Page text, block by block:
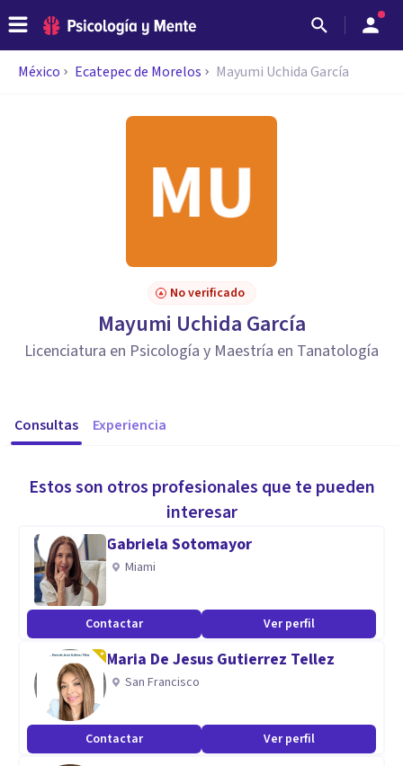
México Ecatepec de Morelos Mayumi Uchida García
No verificado
Mayumi Uchida García
Licenciatura en Psicología y Maestría en Tanatología
Consultas Experiencia
Estos son otros profesionales que te pueden
interesar
Gabriela Sotomayor
Miami
Contactar Ver perfil
Maria De Jesus Gutierrez Tellez
San Francisco
Contactar Ver perfil